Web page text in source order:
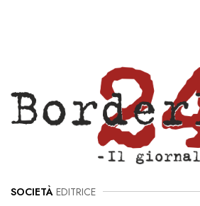
SOCIETÀ EDITRICE